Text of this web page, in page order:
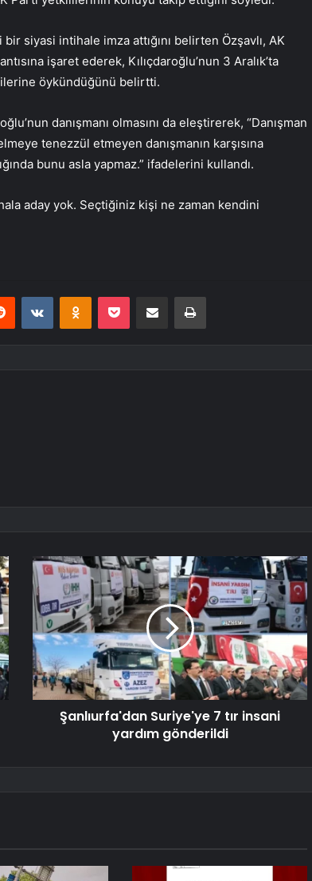
siyasi intihale imza attığını belirten Özşavlı, AK
işaret ederek, Kılıçdaroğlu’nun 3 Aralık’ta
öykündüğünü belirtti.
danışmanı olmasını da eleştirerek, “Danışman
tenezzül etmeyen danışmanın karşısına
bunu asla yapmaz.” ifadelerini kullandı.
hala aday yok. Seçtiğiniz kişi ne zaman kendini
Reddit VKontakteOdnoklassniki
Pocket E-Posta ile paylaş Yazdır
Şanlıurfa'dan Suriye'ye 7 tır insani
yardım gönderildi